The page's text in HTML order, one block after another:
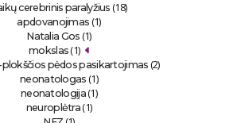
cerebrinis paralyžius (18)
apdovanojimas (1)
Natalia Gos (1)
mokslas (1)
pėdos pasikartojimas (2)
neonatologas (1)
neonatologija(1)
neuroplėtra (1)